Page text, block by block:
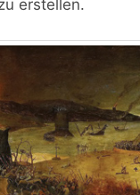
erstellen.